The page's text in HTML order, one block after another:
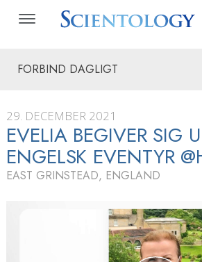
FORBIND DAGLIGT
29. DECEMBER 2021
EVELIA BEGIVER SIG
ENGELSK EVENTYR
EAST GRINSTEAD, ENGLAND